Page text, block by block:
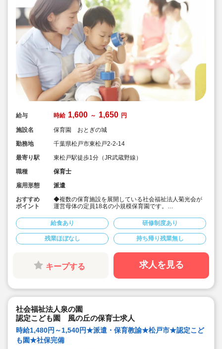
給与 時給 1,600 ～ 1,650 円
施設名
保育園 おとぎの城
勤務地
千葉県松戸市東松戸2-2-14
最寄り駅
東松戸駅徒歩1分（JR武蔵野線）
職種
保育士
雇用形態
派遣
おすすめ
ポイント
◆複数の保育施設を展開している社会福祉法人菊光会が
運営母体の定員18名の小規模保育園です。
◆多彩な年間行事を取り入れながら保育を展開していま
す。
◆三角の屋根が特徴的なかわいらしい建物♪
◆社会保険完備！
給食あり 研修制度あり
残業ほぼなし 持ち帰り残業無し
キープする 求人を見る
社会福祉法人泉の園
認定こども園 風の丘の保育士求人
時給1,480円～1,540円★派遣・保育教諭★松戸市★認定こど
も園★社保完備